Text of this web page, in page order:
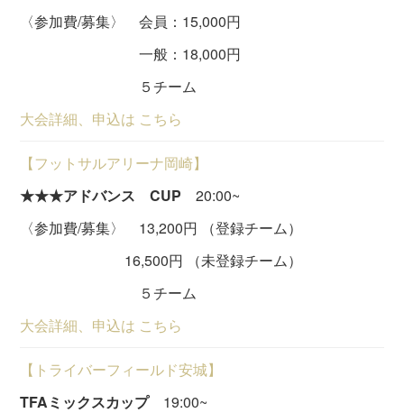
〈参加費/募集〉 会員：15,000円
一般：18,000円
５チーム
大会詳細、申込は こちら
【フットサルアリーナ岡崎】
★★★アドバンス CUP 20:00~
〈参加費/募集〉 13,200円 （登録チーム）
16,500円 （未登録チーム）
５チーム
大会詳細、申込は こちら
【トライバーフィールド安城】
TFAミックスカップ19:00~